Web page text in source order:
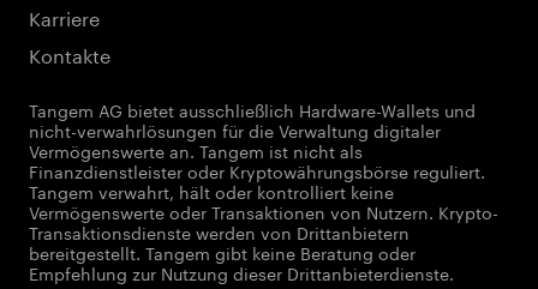
Karriere
Kontakte
Tangem AG bietet ausschließlich Hardware-Wallets und
nicht-verwahrlösungen für die Verwaltung digitaler
Vermögenswerte an. Tangem ist nicht als
Finanzdienstleister oder Kryptowährungsbörse reguliert.
Tangem verwahrt, hält oder kontrolliert keine
Vermögenswerte oder Transaktionen von Nutzern. Krypto-
Transaktionsdienste werden von Drittanbietern
bereitgestellt. Tangem gibt keine Beratung oder
Empfehlung zur Nutzung dieser Drittanbieterdienste.